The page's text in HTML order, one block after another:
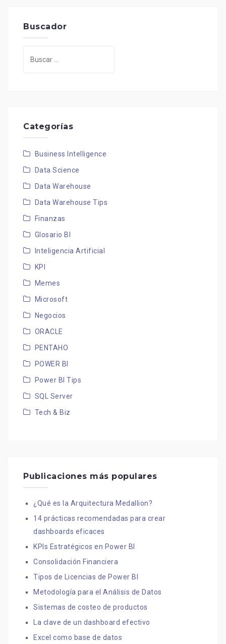
Buscador
Categorías
Business Intelligence
Data Science
Data Warehouse
Data Warehouse Tips
Finanzas
Glosario BI
Inteligencia Artificial
KPI
Memes
Microsoft
Negocios
ORACLE
PENTAHO
POWER BI
Power BI Tips
SQL Server
Tech & Biz
Publicaciones más populares
¿Qué es la Arquitectura Medallion?
14 prácticas recomendadas para crear
dashboards eficaces
KPIs Estratégicos en Power BI
Consolidación Financiera
Tipos de Licencias de Power BI
Metodología para el Análisis de Datos
Sistemas de costeo de productos
La clave de un dashboard efectivo
Excel como base de datos